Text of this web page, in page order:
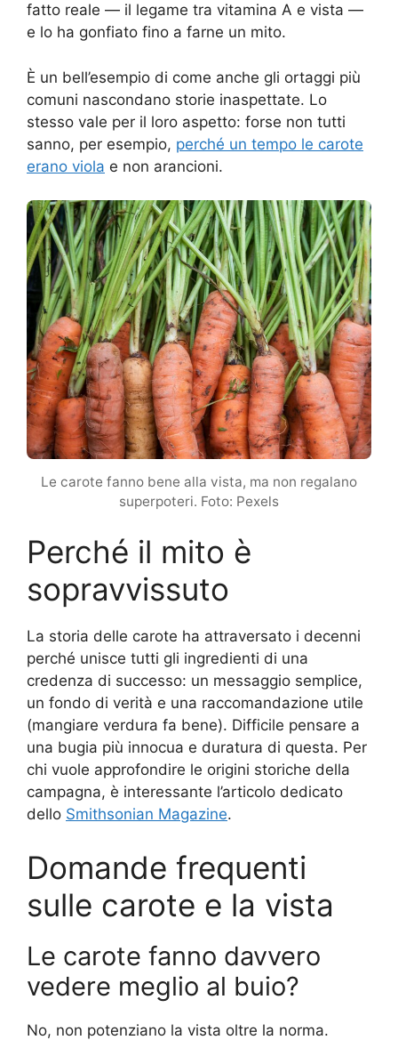
fatto reale — il legame tra vitamina A e vista —
e lo ha gonfiato fino a farne un mito.
È un bell’esempio di come anche gli ortaggi più
comuni nascondano storie inaspettate. Lo
stesso vale per il loro aspetto: forse non tutti
sanno, per esempio, perché un tempo le carote
erano viola e non arancioni.
Le carote fanno bene alla vista, ma non regalano
superpoteri. Foto: Pexels
Perché il mito è
sopravvissuto
La storia delle carote ha attraversato i decenni
perché unisce tutti gli ingredienti di una
credenza di successo: un messaggio semplice,
un fondo di verità e una raccomandazione utile
(mangiare verdura fa bene). Difficile pensare a
una bugia più innocua e duratura di questa. Per
chi vuole approfondire le origini storiche della
campagna, è interessante l’articolo dedicato
dello Smithsonian Magazine.
Domande frequenti
sulle carote e la vista
Le carote fanno davvero
vedere meglio al buio?
No, non potenziano la vista oltre la norma.